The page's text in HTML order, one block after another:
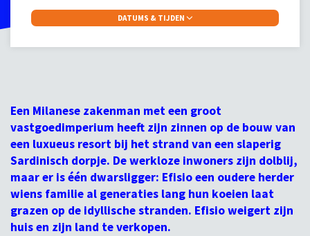
DATUMS & TIJDEN
Een Milanese zakenman met een groot
vastgoedimperium heeft zijn zinnen op de bouw van
een luxueus resort bij het strand van een slaperig
Sardinisch dorpje. De werkloze inwoners zijn dolblij,
maar er is één dwarsligger: Efisio een oudere herder
wiens familie al generaties lang hun koeien laat
grazen op de idyllische stranden. Efisio weigert zijn
huis en zijn land te verkopen.